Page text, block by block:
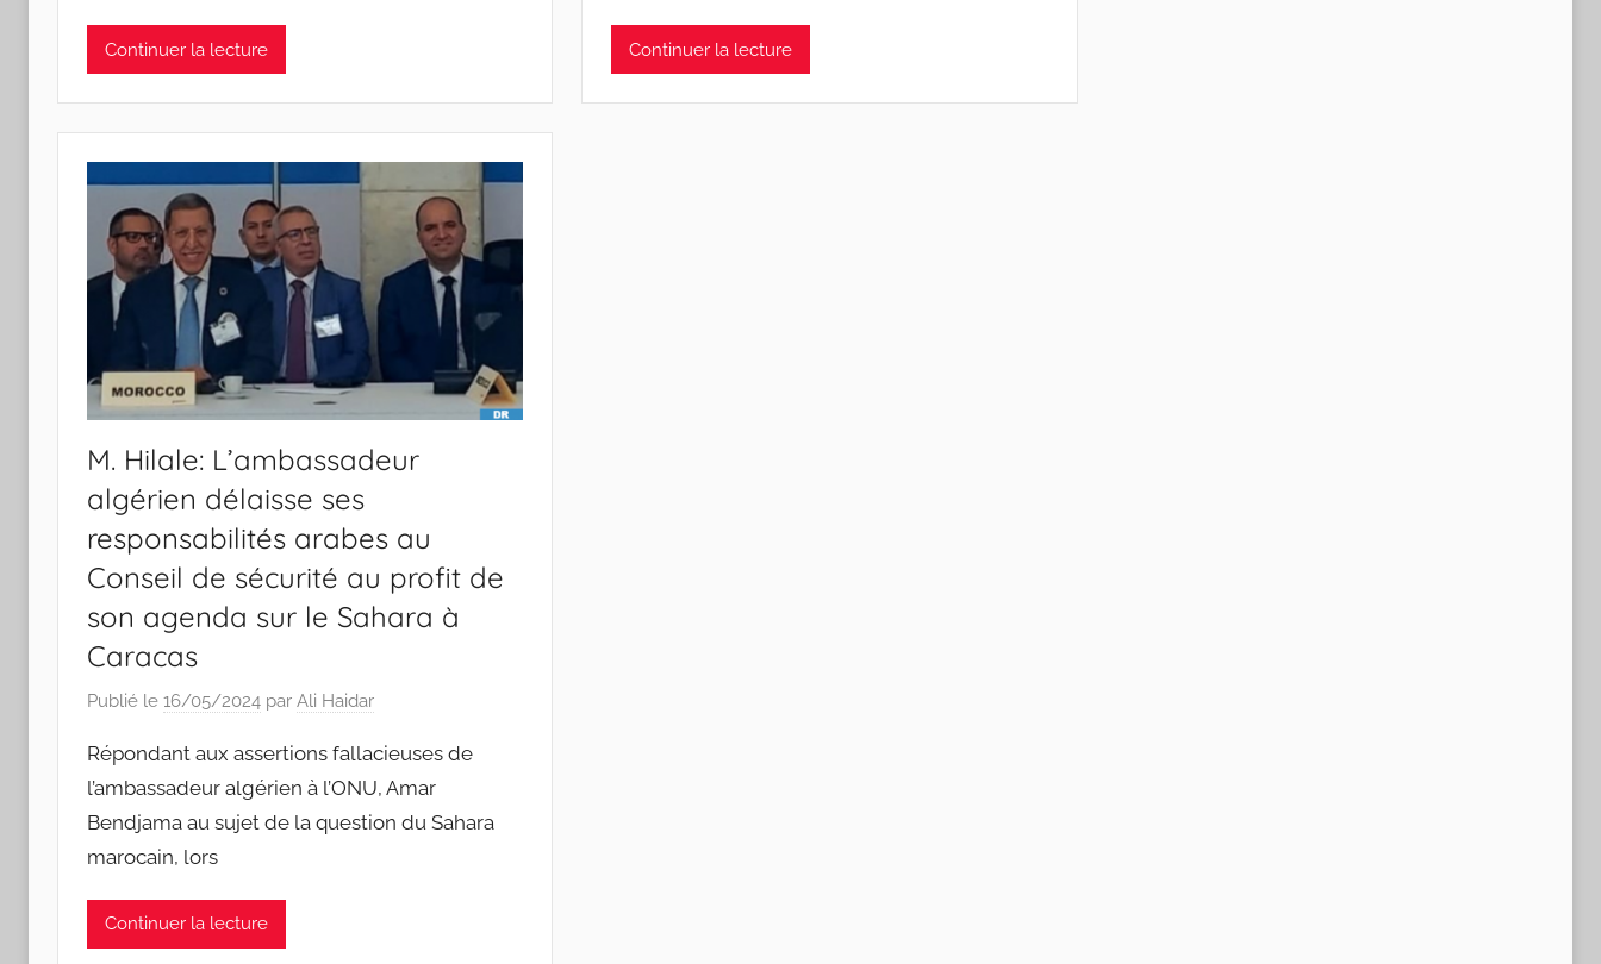
Continuer la lecture Continuer la lecture
M. Hilale: L’ambassadeur
algérien délaisse ses
responsabilités arabes au
Conseil de sécurité au profit de
son agenda sur le Sahara à
Caracas
Publié le 16/05/2024 par Ali Haidar
Répondant aux assertions fallacieuses de
l’ambassadeur algérien à l’ONU, Amar
Bendjama au sujet de la question du Sahara
marocain, lors
Continuer la lecture